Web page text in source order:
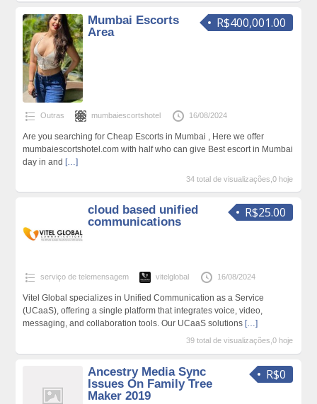
R$400,001.00
Mumbai Escorts
Area
Outras mumbaiescortshotel 16/08/2024
Are you searching for Cheap Escorts in Mumbai , Here we offer
mumbaiescortshotel.com with half who can give Best escort in Mumbai
day in and […]
34 total de visualizações,0 hoje
R$25.00
cloud based unified
communications
serviço de telemensagem vitelglobal 16/08/2024
Vitel Global specializes in Unified Communication as a Service
(UCaaS), offering a single platform that integrates voice, video,
messaging, and collaboration tools. Our UCaaS solutions […]
39 total de visualizações,0 hoje
R$0
Ancestry Media Sync
Issues On Family Tree
Maker 2019